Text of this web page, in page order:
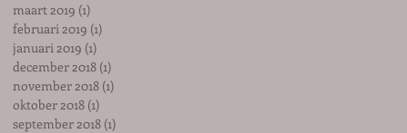
maart 2019 (1)
februari 2019 (1)
januari 2019 (1)
december 2018 (1)
november 2018 (1)
oktober 2018 (1)
september 2018 (1)